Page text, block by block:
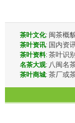
茶叶文化: 闽茶概
茶叶资讯: 国内资
茶叶资料: 茶叶识别
名茶大观: 八闽名
茶叶商城: 茶厂或